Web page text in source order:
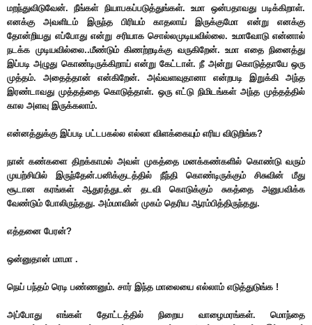
மறந்துவிடுவேன். நீங்கள் நியாபகப்படுத்துங்கள். உமா ஒன்பதாவது படிக்கிறாள்.
எனக்கு அவளிடம் இருந்த பிரியம் காதலாய் இருக்குமோ என்று எனக்கு
தோன்றியது எப்போது என்று சரியாக சொல்லமுடியவில்லை. உமாவோடு என்னால்
நடக்க முடியவில்லை..மீண்டும் கிணற்றடிக்கு வருகிறேன். உமா எதை நினைத்து
இப்படி அழுது கொண்டிருக்கிறாய் என்று கேட்டாள். நீ அன்று கொடுத்தாயே ஒரு
முத்தம். அதைத்தான் என்கிறேன். அவ்வளவுதானா என்றபடி இறுக்கி அந்த
இரண்டாவது முத்தத்தை கொடுத்தாள். ஒரு எட்டு நிமிடங்கள் அந்த முத்தத்தில்
கால அளவு இருக்கலாம்.
என்னத்துக்கு இப்படி பட்டபகல்ல எல்லா விளக்கையும் எரிய விடுறிங்க?
நான் கண்களை திறக்காமல் அவள் முகத்தை மனக்கண்களில் கொண்டு வரும்
முயற்சியில் இருந்தேன்.பனிக்குடத்தில் நீந்தி கொண்டிருக்கும் சிசுவின் மீது
சூடான கரங்கள் ஆதுரத்துடன் தடவி கொடுக்கும் சுகத்தை அனுபவிக்க
வேண்டும் போலிருந்தது. அம்மாவின் முகம் தெரிய ஆரம்பித்திருந்தது.
எத்தனை பேரன்?
ஒன்னுதான் மாமா .
நெய் பந்தம் ரெடி பண்ணனும். சார் இந்த மாலையை எல்லாம் எடுத்துடுங்க !
அப்போது எங்கள் தோட்டத்தில் நிறைய வாழைமரங்கள். மொந்தை